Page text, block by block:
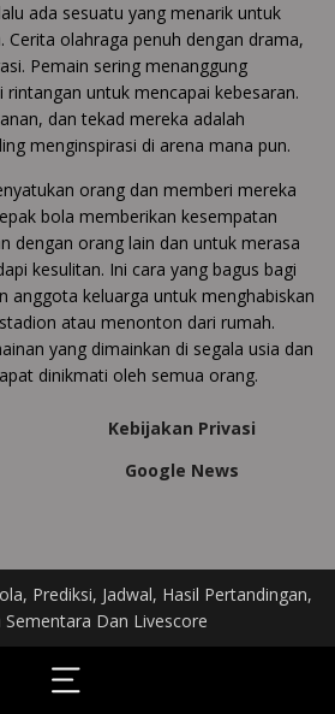
ada sesuatu yang menarik untuk
Cerita olahraga penuh dengan drama,
Pemain sering menanggung
untuk mencapai kebesaran.
dan tekad mereka adalah
menginspirasi di arena mana pun.
orang dan memberi mereka
bola memberikan kesempatan
dengan orang lain dan untuk merasa
kesulitan. Ini cara yang bagus bagi
anggota keluarga untuk menghabiskan
atau menonton dari rumah.
yang dimainkan di segala usia dan
dinikmati oleh semua orang.
Kebijakan Privasi
Google News
Prediksi, Jadwal, Hasil Pertandingan,
Sementara Dan Livescore